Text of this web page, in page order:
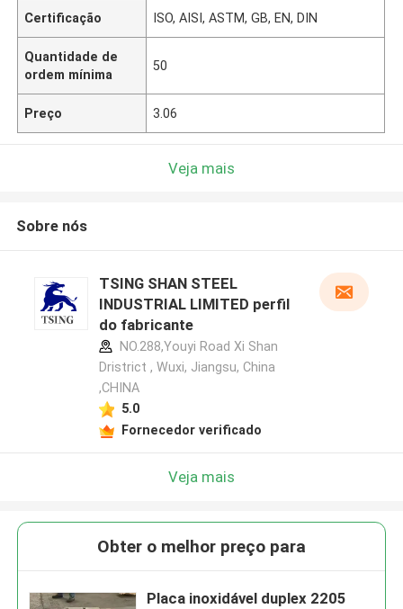
Certificação ISO, AISI, ASTM, GB, EN, DIN
Quantidade de
ordem mínima
50
Preço 3.06
Veja mais
Sobre nós
TSING SHAN STEEL
INDUSTRIAL LIMITED perfil
do fabricante
NO.288,Youyi Road Xi Shan
Dristrict , Wuxi, Jiangsu, China
,CHINA
5.0
Fornecedor verificado
Veja mais
Obter o melhor preço para
Placa inoxidável duplex 2205